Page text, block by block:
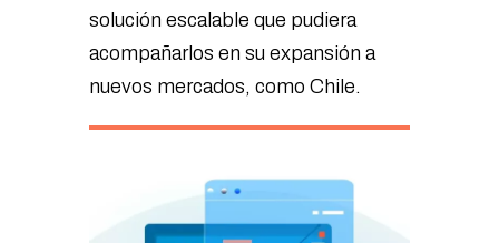
solución escalable que pudiera
acompañarlos en su expansión a
nuevos mercados, como Chile.